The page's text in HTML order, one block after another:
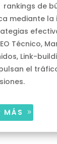
rankings de
mediante la
Técnico,
Link-
el
MÁS